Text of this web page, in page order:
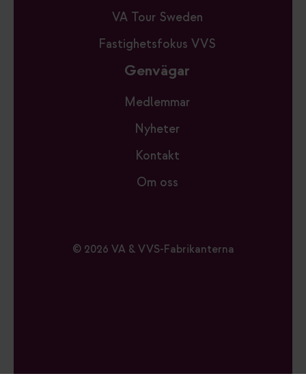
VA Tour Sweden
Fastighetsfokus VVS
Genvägar
Medlemmar
Nyheter
Kontakt
Om oss
© 2026 VA & VVS-Fabrikanterna